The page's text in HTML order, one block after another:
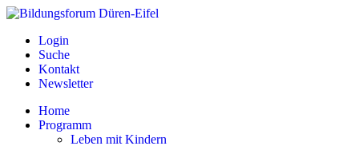
Login
Suche
Kontakt
Newsletter
Home
Programm
Leben mit Kindern